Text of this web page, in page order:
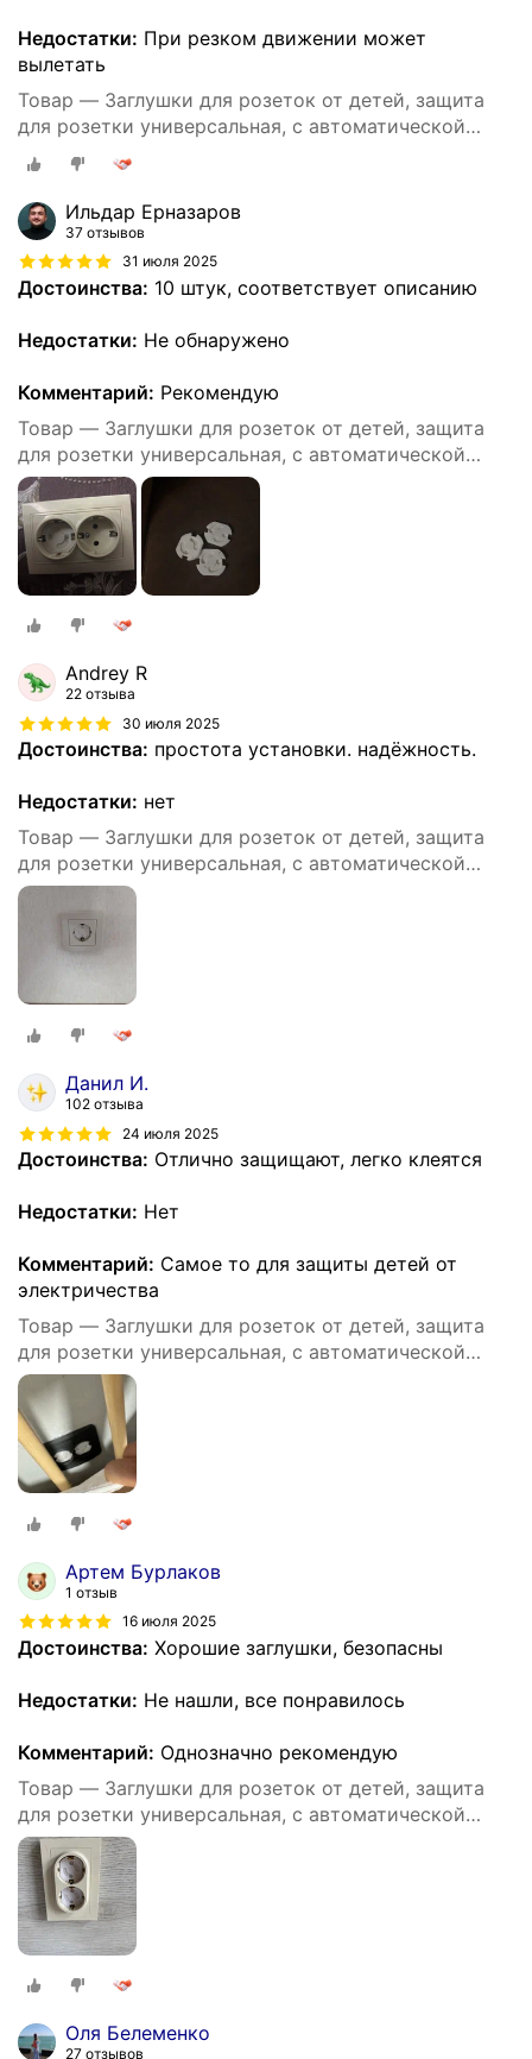
Недостатки: При резком движении может
вылетать
Товар — Заглушки для розеток от детей, защита
для розетки универсальная, с автоматической
блокировкой, 10 штук
Ильдар Ерназаров
37 отзывов
31 июля 2025
Достоинства: 10 штук, соответствует описанию
Недостатки: Не обнаружено
Комментарий: Рекомендую
Товар — Заглушки для розеток от детей, защита
для розетки универсальная, с автоматической
блокировкой, 10 штук
Andrey R
22 отзыва
30 июля 2025
Достоинства: простота установки. надёжность.
Недостатки: нет
Товар — Заглушки для розеток от детей, защита
для розетки универсальная, с автоматической
блокировкой, 10 штук
Данил И.
102 отзыва
24 июля 2025
Достоинства: Отлично защищают, легко клеятся
Недостатки: Нет
Комментарий: Самое то для защиты детей от
электричества
Товар — Заглушки для розеток от детей, защита
для розетки универсальная, с автоматической
блокировкой, 10 штук
Артем Бурлаков
1 отзыв
16 июля 2025
Достоинства: Хорошие заглушки, безопасны
Недостатки: Не нашли, все понравилось
Комментарий: Однозначно рекомендую
Товар — Заглушки для розеток от детей, защита
для розетки универсальная, с автоматической
блокировкой, 10 штук
Оля Белеменко
27 отзывов